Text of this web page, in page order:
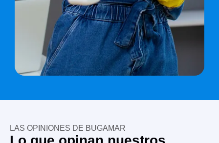
LAS OPINIONES DE BUGAMAR